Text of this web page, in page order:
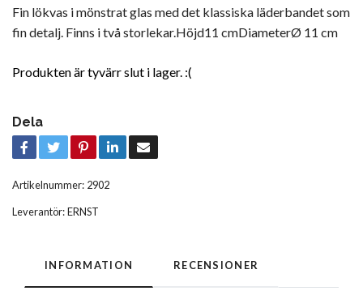
Fin lökvas i mönstrat glas med det klassiska läderbandet som
fin detalj. Finns i två storlekar.Höjd11 cmDiameterØ 11 cm
Produkten är tyvärr slut i lager. :(
Dela
Artikelnummer: 2902
Leverantör:ERNST
INFORMATION RECENSIONER